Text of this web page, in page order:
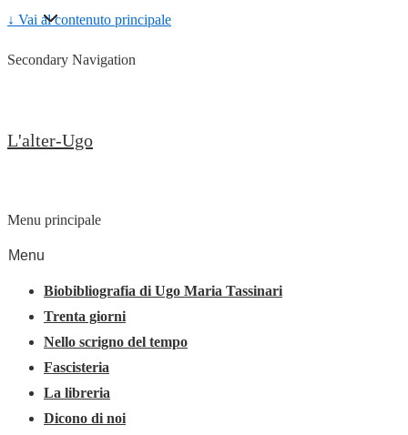
↓ Vai al contenuto principale
Secondary Navigation
L'alter-Ugo
Menu principale
Menu
Biobibliografia di Ugo Maria Tassinari
Trenta giorni
Nello scrigno del tempo
Fascisteria
La libreria
Dicono di noi